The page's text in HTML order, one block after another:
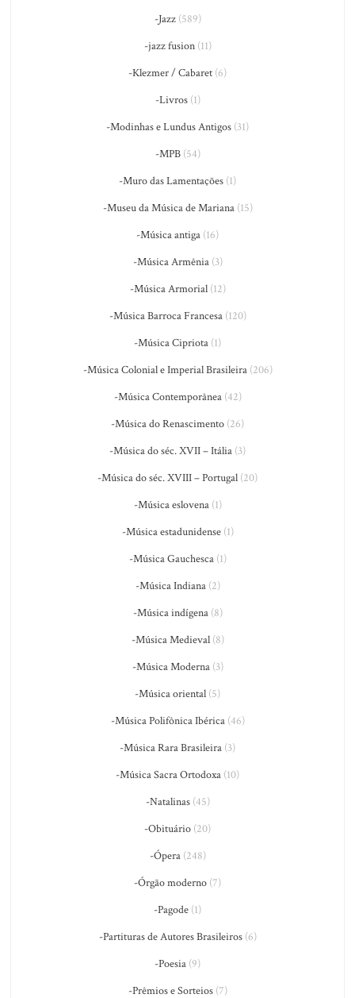
-Jazz(589)
-jazz fusion(11)
-Klezmer / Cabaret (6)
-Livros(1)
-Modinhas e Lundus Antigos (31)
-MPB(54)
-Muro das Lamentações (1)
-Museu da Música de Mariana(15)
-Música antiga (16)
-Música Armênia(3)
-Música Armorial(12)
-Música Barroca Francesa(120)
-Música Cipriota (1)
-Música Colonial e Imperial Brasileira(206)
-Música Contemporânea(42)
-Música do Renascimento (26)
-Música do séc. XVII – Itália (3)
-Música do séc. XVIII – Portugal (20)
-Música eslovena(1)
-Música estadunidense(1)
-Música Gauchesca(1)
-Música Indiana(2)
-Música indígena(8)
-Música Medieval(8)
-Música Moderna(3)
-Música oriental (5)
-Música Polifônica Ibérica(46)
-Música Rara Brasileira (3)
-Música Sacra Ortodoxa (10)
-Natalinas(45)
-Obituário (20)
-Ópera(248)
-Órgão moderno (7)
-Pagode (1)
-Partituras de Autores Brasileiros(6)
-Poesia (9)
-Prêmios e Sorteios(7)